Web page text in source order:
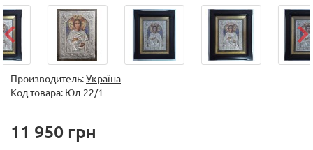
Производитель:Україна
Код товара: Юл-22/1
11 950 грн